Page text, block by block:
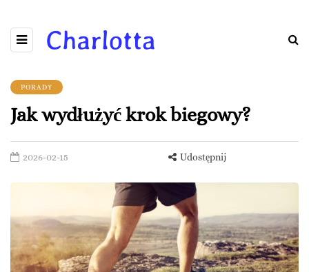
PORADY
Jak wydłużyć krok biegowy?
2026-02-15 Udostępnij